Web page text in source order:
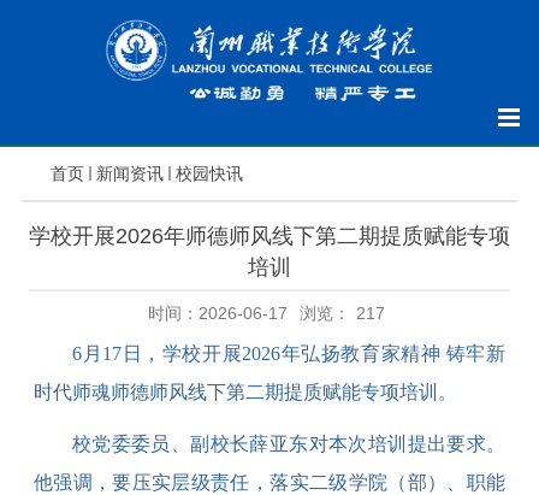
首页 新闻资讯 校园快讯
学校开展2026年师德师风线下第二期提质赋能专项
培训
时间：2026-06-17 浏览： 217
6月17日，学校开展2026年弘扬教育家精神 铸牢新
时代师魂师德师风线下第二期提质赋能专项培训 。
校党委委员、副校长薛亚东对本次培训提出要求。
他强调，要压实层级责任，落实二级学院（部）、职能